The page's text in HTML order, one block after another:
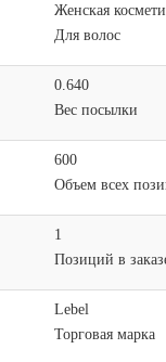
Женская
Для волос
0.640
Вес посылки
600
Объем всех
1
Позиций в
Lebel
Торговая марка